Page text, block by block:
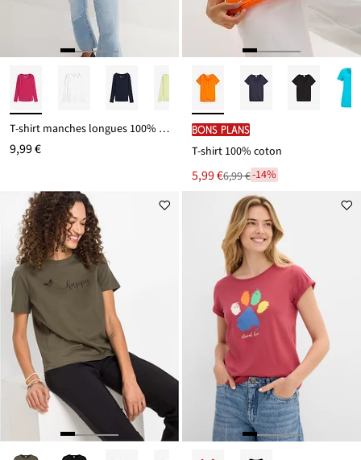
T-shirt manches longues 100% coton
9,99 €
BONS PLANS
T-shirt 100% coton
Le
nouveau
5,99 €
Remise
6,99 €
6,99 €-14%